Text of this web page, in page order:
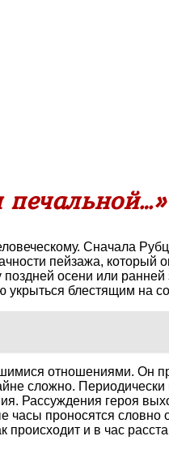
Сначала
пейзажа, который
поздней осени или
укрыться блестящим на
отношениями. Он
сложно.
Рассуждения героя
часы проносятся словно
происходит и в час